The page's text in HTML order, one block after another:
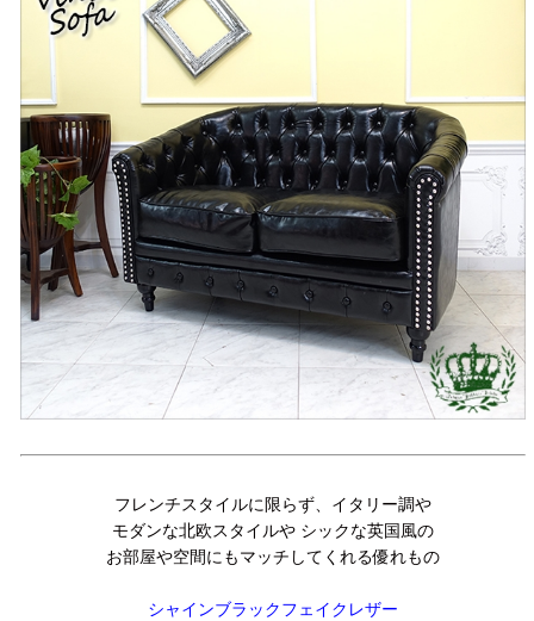
フレンチスタイルに限らず、イタリー調や
モダンな北欧スタイルや シックな英国風の
お部屋や空間にもマッチしてくれる優れもの
シャインブラックフェイクレザー